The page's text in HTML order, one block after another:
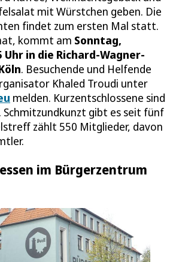
mit Würstchen geben. Die
findet zum ersten Mal statt.
kommt am Sonntag,
Uhr in die Richard-Wagner-
. Besuchende und Helfende
Khaled Troudi unter
melden. Kurzentschlossene sind
Schmitzundkunzt gibt es seit fünf
zählt 550 Mitglieder, davon
im Bürgerzentrum